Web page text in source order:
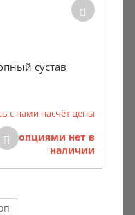
сустав
с нами насчёт цены
опциями нет в
наличии